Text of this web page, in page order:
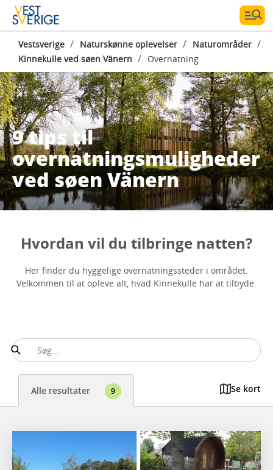
Vestsverige / Naturskønne oplevelser / Naturområder /
Kinnekulle ved søen Vänern / Overnatning
9 tips til
overnatningsmuligheder
ved søen Vänern
Hvordan vil du tilbringe natten?
Her finder du hyggelige overnatningssteder i området.
Velkommen til at opleve alt, hvad Kinnekulle har at tilbyde.
Alle resultater 9 Se kort